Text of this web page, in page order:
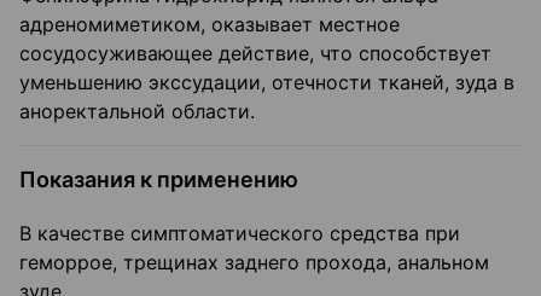
адреномиметиком, оказывает местное
сосудосуживающее действие, что способствует
уменьшению экссудации, отечности тканей, зуда в
аноректальной области.
Показания к применению
В качестве симптоматического средства при
геморрое, трещинах заднего прохода, анальном